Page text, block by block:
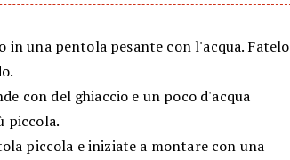
una pentola pesante con l'acqua. Fatelo
con del ghiaccio e un poco d'acqua
piccola.
piccola e iniziate a montare con una